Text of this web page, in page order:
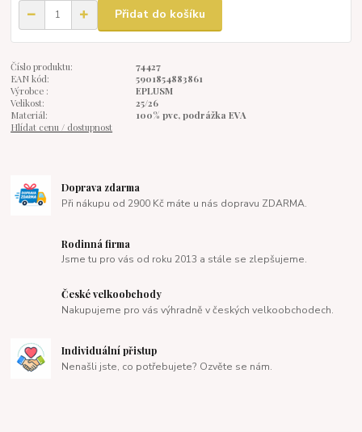
Přidat do košíku
Číslo produktu:
74427
EAN kód:
5901854883861
Výrobce :
EPLUSM
Velikost:
25/26
Materiál:
100% pvc, podrážka EVA
Hlídat cenu / dostupnost
Doprava zdarma
Při nákupu od 2900 Kč máte u nás dopravu ZDARMA.
Rodinná firma
Jsme tu pro vás od roku 2013 a stále se zlepšujeme.
České velkoobchody
Nakupujeme pro vás výhradně v českých velkoobchodech.
Individuální přistup
Nenašli jste, co potřebujete? Ozvěte se nám.